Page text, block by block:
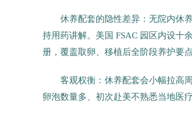
休养配套的隐性差异：无院内休
持用药讲解。美国 FSAC 园区内设十
册，覆盖取卵、移植后全阶段养护要点
客观权衡：休养配套会小幅拉高
卵泡数量多、初次赴美不熟悉当地医